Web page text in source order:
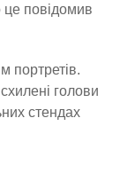
це повідомив
портретів.
голови
стендах